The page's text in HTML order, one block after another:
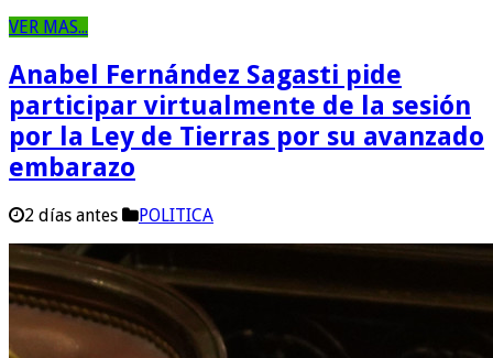
VER MAS...
Anabel Fernández Sagasti pide
participar virtualmente de la sesión
por la Ley de Tierras por su avanzado
embarazo
2 días antes POLITICA